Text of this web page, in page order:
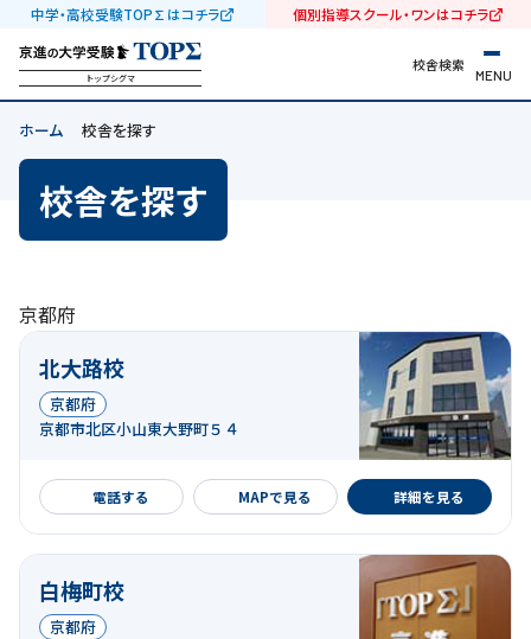
中学・高校受験TOP∑はコチラ 個別指導スクール・ワンはコチラ
トップシグマ
校舎検索
MENU
ホーム 校舎を探す
校舎を探す
京都府
北大路校
京都府
京都市北区小山東大野町５４
電話する MAPで見る
詳細を見る
詳細を見る
白梅町校
京都府